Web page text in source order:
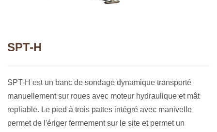
SPT-H
SPT-H est un banc de sondage dynamique transporté
manuellement sur roues avec moteur hydraulique et mât
repliable. Le pied à trois pattes intégré avec manivelle
permet de l'ériger fermement sur le site et permet un